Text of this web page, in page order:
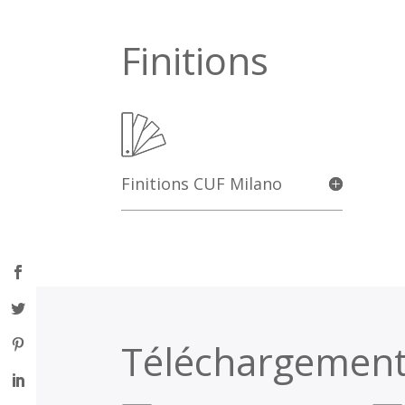
Finitions
Finitions CUF Milano